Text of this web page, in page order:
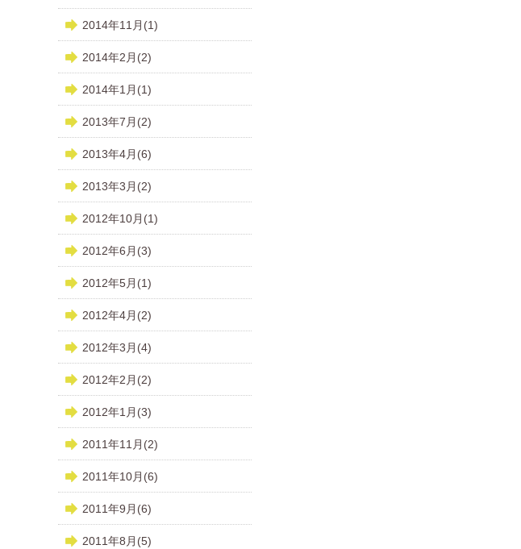
2014年11月(1)
2014年2月(2)
2014年1月(1)
2013年7月(2)
2013年4月(6)
2013年3月(2)
2012年10月(1)
2012年6月(3)
2012年5月(1)
2012年4月(2)
2012年3月(4)
2012年2月(2)
2012年1月(3)
2011年11月(2)
2011年10月(6)
2011年9月(6)
2011年8月(5)